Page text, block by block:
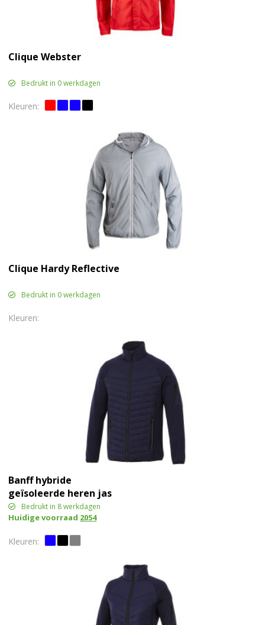
Clique Webster
Bedrukt in 0 werkdagen
Clique Hardy Reflective
Bedrukt in 0 werkdagen
Banff hybride
geïsoleerde heren jas
Bedrukt in 8 werkdagen
Huidige voorraad 2054